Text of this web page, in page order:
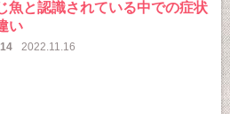
魚と認識されている中での症状
い
14 2022.11.16